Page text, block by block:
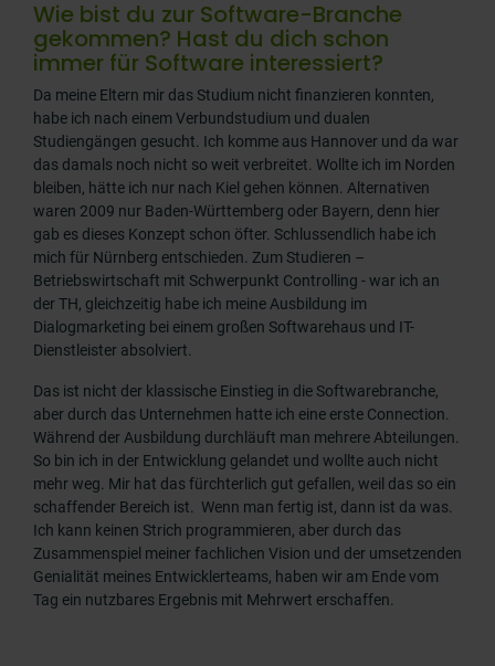
Wie bist du zur Software-Branche
gekommen? Hast du dich schon
immer für Software interessiert?
Da meine Eltern mir das Studium nicht finanzieren konnten,
habe ich nach einem Verbundstudium und dualen
Studiengängen gesucht. Ich komme aus Hannover und da war
das damals noch nicht so weit verbreitet. Wollte ich im Norden
bleiben, hätte ich nur nach Kiel gehen können. Alternativen
waren 2009 nur Baden-Württemberg oder Bayern, denn hier
gab es dieses Konzept schon öfter. Schlussendlich habe ich
mich für Nürnberg entschieden. Zum Studieren –
Betriebswirtschaft mit Schwerpunkt Controlling - war ich an
der TH, gleichzeitig habe ich meine Ausbildung im
Dialogmarketing bei einem großen Softwarehaus und IT-
Dienstleister absolviert.
Das ist nicht der klassische Einstieg in die Softwarebranche,
aber durch das Unternehmen hatte ich eine erste Connection.
Während der Ausbildung durchläuft man mehrere Abteilungen.
So bin ich in der Entwicklung gelandet und wollte auch nicht
mehr weg. Mir hat das fürchterlich gut gefallen, weil das so ein
schaffender Bereich ist. Wenn man fertig ist, dann ist da was.
Ich kann keinen Strich programmieren, aber durch das
Zusammenspiel meiner fachlichen Vision und der umsetzenden
Genialität meines Entwicklerteams, haben wir am Ende vom
Tag ein nutzbares Ergebnis mit Mehrwert erschaffen.